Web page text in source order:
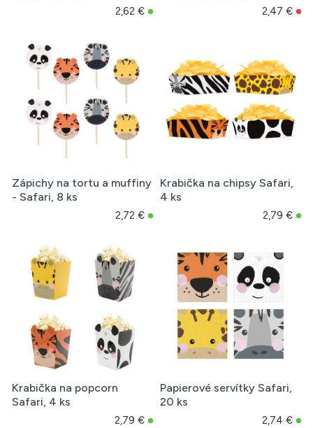
2,62 € 2,47 €
Zápichy na tortu a muffiny
- Safari, 8 ks
2,72 €
Krabička na chipsy Safari,
4 ks
2,79 €
Krabička na popcorn
Safari, 4 ks
2,79 €
Papierové servítky Safari,
20 ks
2,74 €